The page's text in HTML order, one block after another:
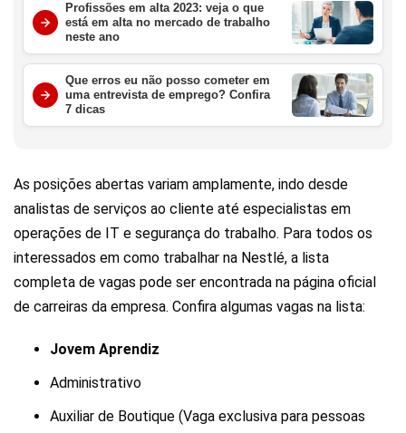
Profissões em alta 2023: veja o que
está em alta no mercado de trabalho
neste ano
Que erros eu não posso cometer em
uma entrevista de emprego? Confira
7 dicas
As posições abertas variam amplamente, indo desde
analistas de serviços ao cliente até especialistas em
operações de IT e segurança do trabalho. Para todos os
interessados em como trabalhar na Nestlé, a lista
completa de vagas pode ser encontrada na página oficial
de carreiras da empresa. Confira algumas vagas na lista:
Jovem Aprendiz
Administrativo
Auxiliar de Boutique (Vaga exclusiva para pessoas